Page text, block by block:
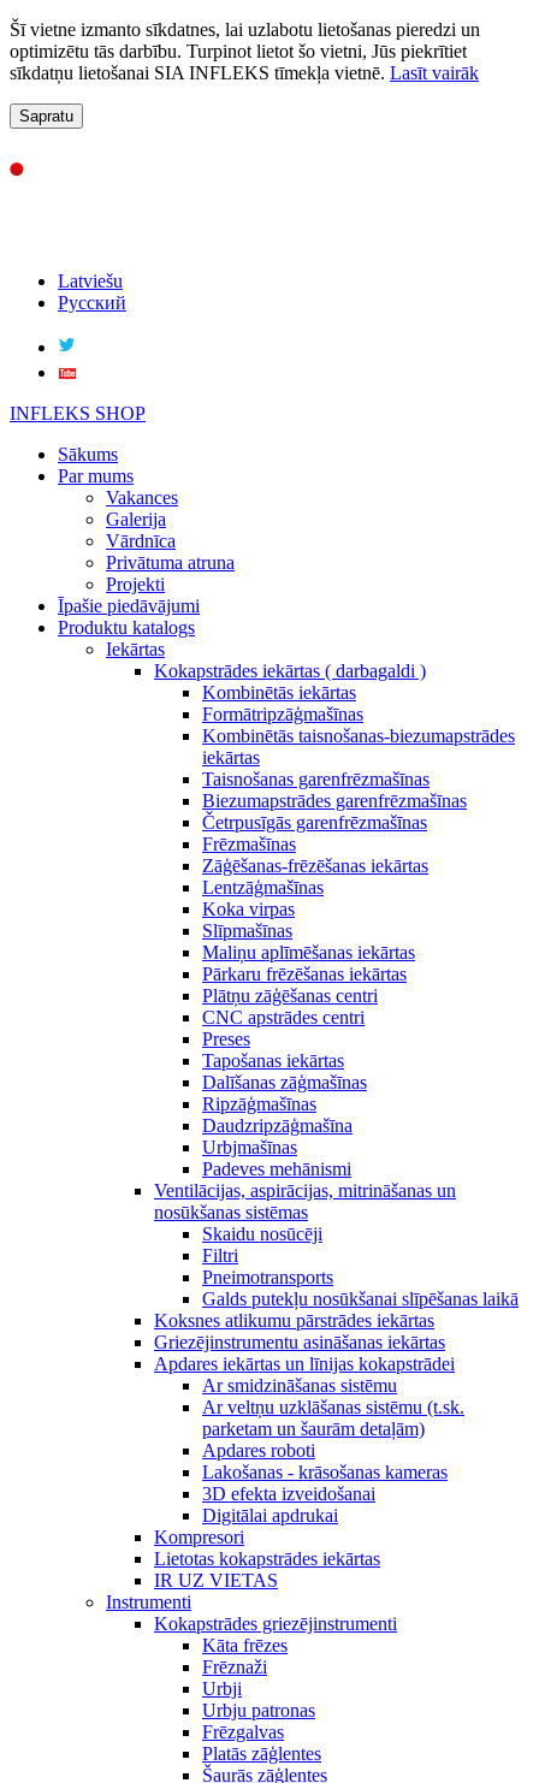
Šī vietne izmanto sīkdatnes, lai uzlabotu lietošanas pieredzi un
optimizētu tās darbību. Turpinot lietot šo vietni, Jūs piekrītiet
sīkdatņu lietošanai SIA INFLEKS tīmekļa vietnē. Lasīt vairāk
Sapratu
Latviešu
Русский
INFLEKS SHOP
Sākums
Par mums
Vakances
Galerija
Vārdnīca
Privātuma atruna
Projekti
Īpašie piedāvājumi
Produktu katalogs
Iekārtas
Kokapstrādes iekārtas ( darbagaldi )
Kombinētās iekārtas
Formātripzāģmašīnas
Kombinētās taisnošanas-biezumapstrādes
iekārtas
Taisnošanas garenfrēzmašīnas
Biezumapstrādes garenfrēzmašīnas
Četrpusīgās garenfrēzmašīnas
Frēzmašīnas
Zāģēšanas-frēzēšanas iekārtas
Lentzāģmašīnas
Koka virpas
Slīpmašīnas
Maliņu aplīmēšanas iekārtas
Pārkaru frēzēšanas iekārtas
Plātņu zāģēšanas centri
CNC apstrādes centri
Preses
Tapošanas iekārtas
Dalīšanas zāģmašīnas
Ripzāģmašīnas
Daudzripzāģmašīna
Urbjmašīnas
Padeves mehānismi
Ventilācijas, aspirācijas, mitrināšanas un
nosūkšanas sistēmas
Skaidu nosūcēji
Filtri
Pneimotransports
Galds putekļu nosūkšanai slīpēšanas laikā
Koksnes atlikumu pārstrādes iekārtas
Griezējinstrumentu asināšanas iekārtas
Apdares iekārtas un līnijas kokapstrādei
Ar smidzināšanas sistēmu
Ar veltņu uzklāšanas sistēmu (t.sk.
parketam un šaurām detaļām)
Apdares roboti
Lakošanas - krāsošanas kameras
3D efekta izveidošanai
Digitālai apdrukai
Kompresori
Lietotas kokapstrādes iekārtas
IR UZ VIETAS
Instrumenti
Kokapstrādes griezējinstrumenti
Kāta frēzes
Frēznaži
Urbji
Urbju patronas
Frēzgalvas
Platās zāģlentes
Šaurās zāģlentes